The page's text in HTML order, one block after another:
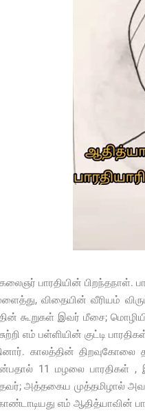
பாரதியின்
விதையின் வீரியம்
கூறுகள் இவர் மீசை;
எம் பள்ளியின் குட்டி
காலத்தின் திறவுகோலை
11 மழலை பாரதிகள்
அத்தகைய முத்தமிழால் அவர்
எம் ஆதித்யாவின்